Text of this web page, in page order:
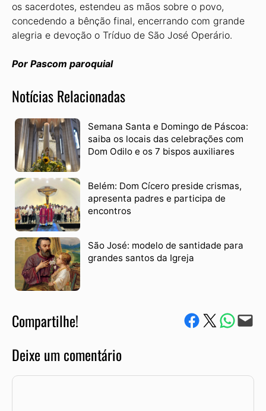
os sacerdotes, estendeu as mãos sobre o povo,
concedendo a bênção final, encerrando com grande
alegria e devoção o Tríduo de São José Operário.
Por Pascom paroquial
Notícias Relacionadas
Semana Santa e Domingo de Páscoa:
saiba os locais das celebrações com
Dom Odilo e os 7 bispos auxiliares
Belém: Dom Cícero preside crismas,
apresenta padres e participa de
encontros
São José: modelo de santidade para
grandes santos da Igreja
Compartilhe! Compartilhe no Facebook
Compartilhe no Twitter
Compartile via
Envie via e-mail
Deixe um comentário
Comentário